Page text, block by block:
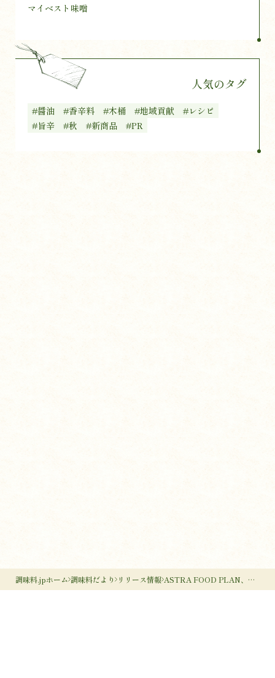
マイベスト味噌
人気のタグ
#醤油 #香辛料 #木桶 #地域貢献
#レシピ
#旨辛
#秋 #新商品 #PR
調味料.jpホーム 調味料だより リリース情報 ASTRA FOOD PLAN、新感覚クラフト調味料「タマネギぐるりこ」新シリーズ “食べるソース”「旨味しょうゆ」を新発売